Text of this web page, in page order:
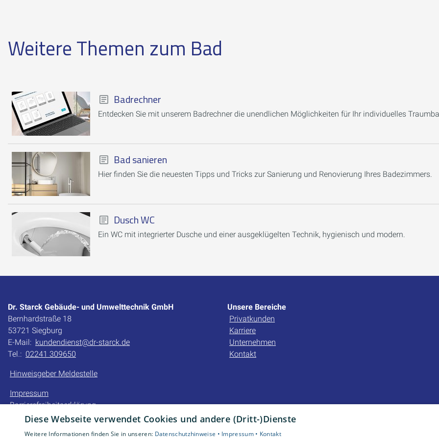
Weitere Themen zum Bad
Badrechner
Entdecken Sie mit unserem Badrechner die unendlichen Möglichkeiten für Ihr individuelles
Bad sanieren
Hier finden Sie die neuesten Tipps und Tricks zur Sanierung und Renovierung Ihres Badezimmers.
Dusch WC
Ein WC mit integrierter Dusche und einer ausgeklügelten Technik, hygienisch und modern.
Dr. Starck Gebäude- und Umwelttechnik GmbH
Bernhardstraße 18
53721 Siegburg
E-Mail: kundendienst@dr-starck.de
Tel.: 02241 309650
Hinweisgeber Meldestelle
Impressum
Barrierefreiheitserklärung
Datenschutzerklärung
Unsere Bereiche
Privatkunden
Karriere
Unternehmen
Kontakt
Diese Webseite verwendet Cookies und andere (Dritt-)Dienste
Weitere Informationen finden Sie in unseren: Datenschutzhinweise • Impressum • Kontakt